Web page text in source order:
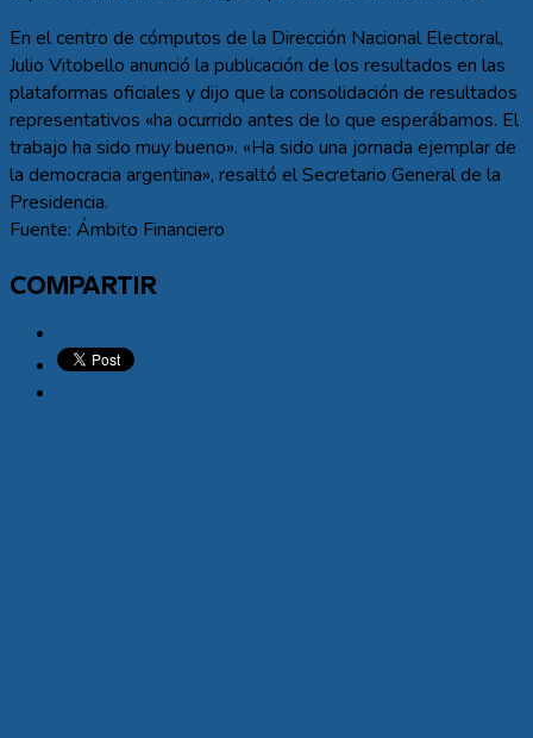
En el centro de cómputos de la Dirección Nacional Electoral,
Julio Vitobello anunció la publicación de los resultados en las
plataformas oficiales y dijo que la consolidación de resultados
representativos «ha ocurrido antes de lo que esperábamos. El
trabajo ha sido muy bueno». «Ha sido una jornada ejemplar de
la democracia argentina», resaltó el Secretario General de la
Presidencia.
Fuente: Ámbito Financiero
COMPARTIR